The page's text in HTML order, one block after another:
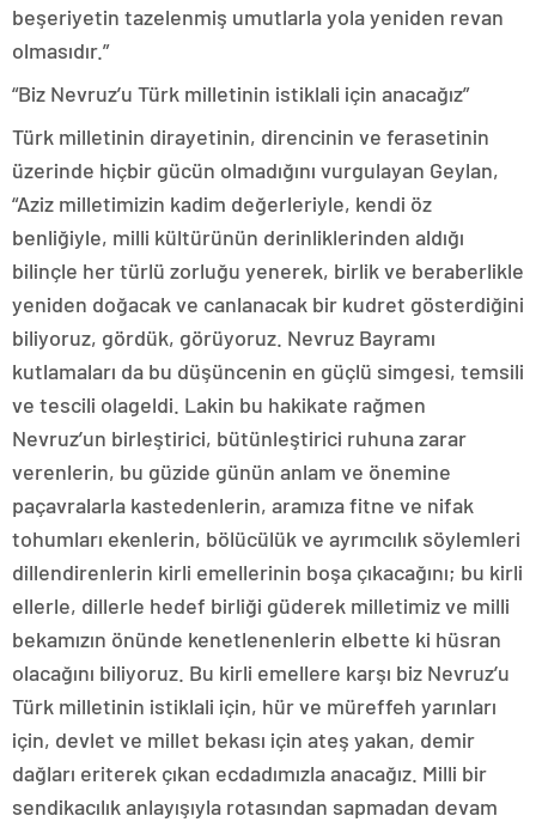
beşeriyetin tazelenmiş umutlarla yola yeniden revan
olmasıdır.”
“Biz Nevruz’u Türk milletinin istiklali için anacağız”
Türk milletinin dirayetinin, direncinin ve ferasetinin
üzerinde hiçbir gücün olmadığını vurgulayan Geylan,
“Aziz milletimizin kadim değerleriyle, kendi öz
benliğiyle, milli kültürünün derinliklerinden aldığı
bilinçle her türlü zorluğu yenerek, birlik ve beraberlikle
yeniden doğacak ve canlanacak bir kudret gösterdiğini
biliyoruz, gördük, görüyoruz. Nevruz Bayramı
kutlamaları da bu düşüncenin en güçlü simgesi, temsili
ve tescili olageldi. Lakin bu hakikate rağmen
Nevruz’un birleştirici, bütünleştirici ruhuna zarar
verenlerin, bu güzide günün anlam ve önemine
paçavralarla kastedenlerin, aramıza fitne ve nifak
tohumları ekenlerin, bölücülük ve ayrımcılık söylemleri
dillendirenlerin kirli emellerinin boşa çıkacağını; bu kirli
ellerle, dillerle hedef birliği güderek milletimiz ve milli
bekamızın önünde kenetlenenlerin elbette ki hüsran
olacağını biliyoruz. Bu kirli emellere karşı biz Nevruz’u
Türk milletinin istiklali için, hür ve müreffeh yarınları
için, devlet ve millet bekası için ateş yakan, demir
dağları eriterek çıkan ecdadımızla anacağız. Milli bir
sendikacılık anlayışıyla rotasından sapmadan devam